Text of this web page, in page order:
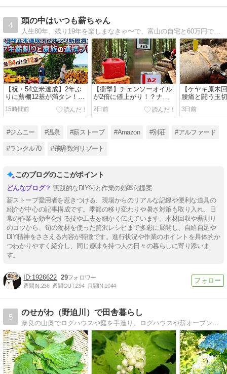
4
頭の中はいつも薪ちゃん
人生80年、残り19年を楽しまなきゃ〜で、富山の自宅と60万円で買った岐阜の豪雪地帯にある別荘と薪ストーブや車、DIYについて綴ってます。
【祝・54立米達成】2年ぶ
りに薪棚12基が満タン！ケ
ヤキ薪割りと家族の連携プ
レイ
15時間前
【衝撃】チェンソーオイル
が2倍に値上がり！？ナフ
サショックが薪ストーブ生
活を直撃した話
2日前
【ケヤキ原木
腰痛と闘う玉
ェーンソー挟
バールでレス
3日前
#ジムニー #温泉 #薪ストーブ #Amazon #別荘 #アルファード
#ランクル70 #飛騨数河リゾート
このブログのここがポイント
実践的なDIY術と作業の効率化提案
薪ストーブ愛用者を惹きつける、現場からのリアルな記録や便利な道具の
紹介が中心の記事構成です。季節の移り変わりや暑さ対策も取り入れ、日
常の作業を効率化する技や工夫を細かく伝えています。木材回収や薪割り
のコツから、旬の食材を使った贅沢レシピまで多彩に展開し、自給自足や
DIY精神をささえる内容が特徴です。進行状況や作業のポイントを具体的か
つわかりやすく紹介し、同じ趣味を持つ人の日々の暮らしに寄り添いま
す。
1926622 29
週間IN:236 週間OUT:294 月間IN:1044
5
のせがわ（野迫川）で田舎暮らし